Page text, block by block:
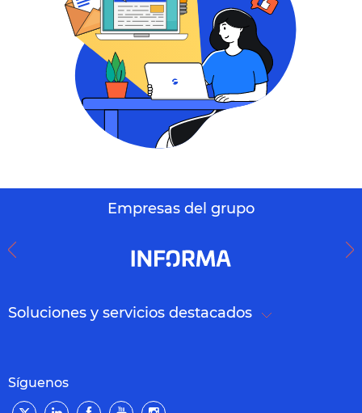
Empresas del grupo
Soluciones y servicios destacados
Síguenos